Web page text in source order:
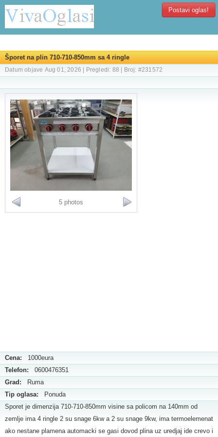
Postavi oglas!
Šporet na plin 710-710-850mm sa 4 ringle
Datum objave Aug 01, 2026 | Pregledi: 88 | Broj: #231572
5 photos
Cena: 1000eura
Telefon: 0600476351
Grad: Ruma
Tip oglasa: Ponuda
Sporet je dimenzija 710-710-850mm visine sa policom na 140mm od
zemlje ima 4 ringle 2 su snage 6kw a 2 su snage 9kw, ima termoelemenat
ako nestane plamena automacki se gasi dovod plina uz uredjaj ide crevo i